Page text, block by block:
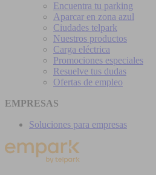
Encuentra tu parking
Aparcar en zona azul
Ciudades telpark
Nuestros productos
Carga eléctrica
Promociones especiales
Resuelve tus dudas
Ofertas de empleo
EMPRESAS
Soluciones para empresas